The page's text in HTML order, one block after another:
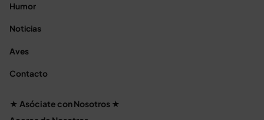
Humor
Noticias
Aves
Contacto
★ Asóciate con Nosotros ★